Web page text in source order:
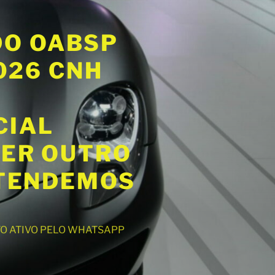
OABSP
CNH
OUTRO
ATIVO PELO WHATSAPP